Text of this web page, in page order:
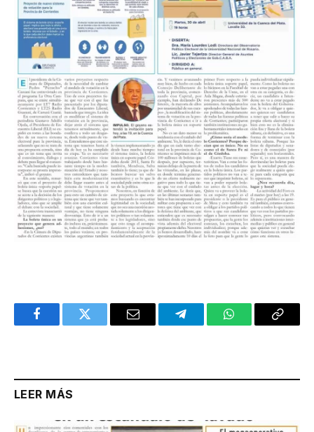
FacebookTwitter Email TelegramWhatsAppCopy
LEER MÁS